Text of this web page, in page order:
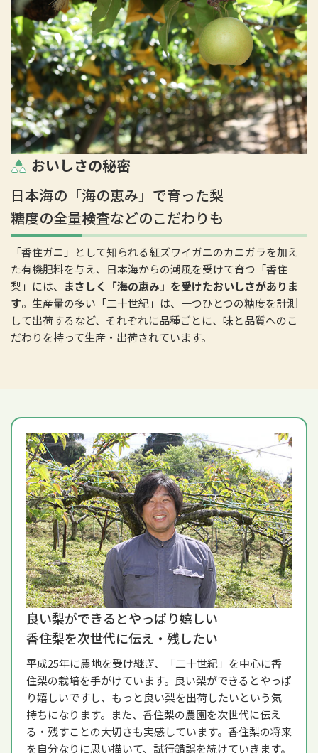
おいしさの秘密
日本海の「海の恵み」で育った梨
糖度の全量検査などのこだわりも
「香住ガニ」として知られる紅ズワイガニのカニガラを加え
た有機肥料を与え、日本海からの潮風を受けて育つ「香住
梨」には、 まさしく「海の恵み」を受けたおいしさがありま
す。生産量の多い「二十世紀」は、一つひとつの糖度を計測
して出荷するなど、それぞれに品種ごとに、味と品質へのこ
だわりを持って生産・出荷されています。
良い梨ができるとやっぱり嬉しい
香住梨を次世代に伝え・残したい
平成25年に農地を受け継ぎ、「二十世紀」を中心に香
住梨の栽培を手がけています。良い梨ができるとやっぱ
り嬉しいですし、もっと良い梨を出荷したいという気
持ちになります。また、香住梨の農園を次世代に伝え
る・残すことの大切さも実感しています。香住梨の将来
を自分なりに思い描いて、試行錯誤を続けていきます。